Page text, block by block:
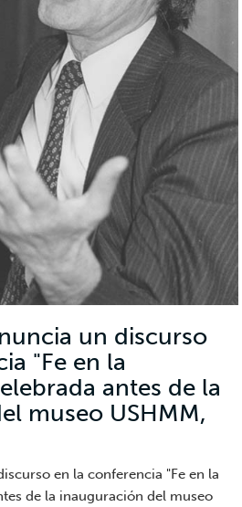
un discurso
"Fe en la
antes de la
museo USHMM,
en la conferencia "Fe en la
de la inauguración del museo